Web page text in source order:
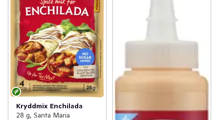
Kryddmix Enchilada
28 g, Santa Maria